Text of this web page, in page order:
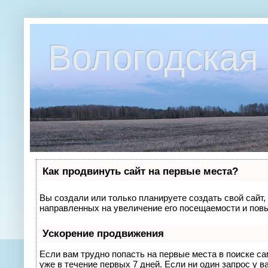
Вологодская
Как продвинуть сайт на первые места?
Вы создали или только планируете создать свой
направленных на увеличение его посещаемости и
Ускорение продвижения
Если вам трудно попасть на первые места в поиске
уже в течение первых 7 дней. Если ни один запрос у